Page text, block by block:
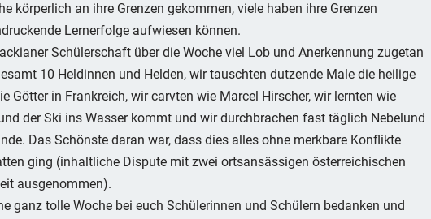
körperlich an ihre Grenzen gekommen, viele haben ihre Grenzen
Lernerfolge aufwiesen können.
Schülerschaft über die Woche viel Lob und Anerkennung zugetan
10 Heldinnen und Helden, wir tauschten dutzende Male die heilige
Götter in Frankreich, wir carvten wie Marcel Hirscher, wir lernten wie
der Ski ins Wasser kommt und wir durchbrachen fast täglich Nebelund
Das Schönste daran war, dass dies alles ohne merkbare Konflikte
ging (inhaltliche Dispute mit zwei ortsansässigen österreichischen
ausgenommen).
ganz tolle Woche bei euch Schülerinnen und Schülern bedanken und